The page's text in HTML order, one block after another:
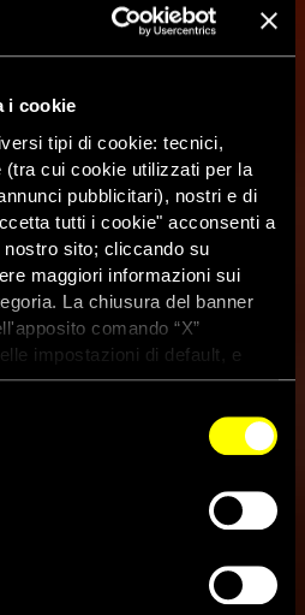
i cookie
tipi di cookie: tecnici,
cui cookie utilizzati per la
pubblicitari), nostri e di
tutti i cookie" acconsenti a
sito; cliccando su
maggiori informazioni sui
La chiusura del banner
comando “X”
impostazioni di default, e
navigazione con i cookie